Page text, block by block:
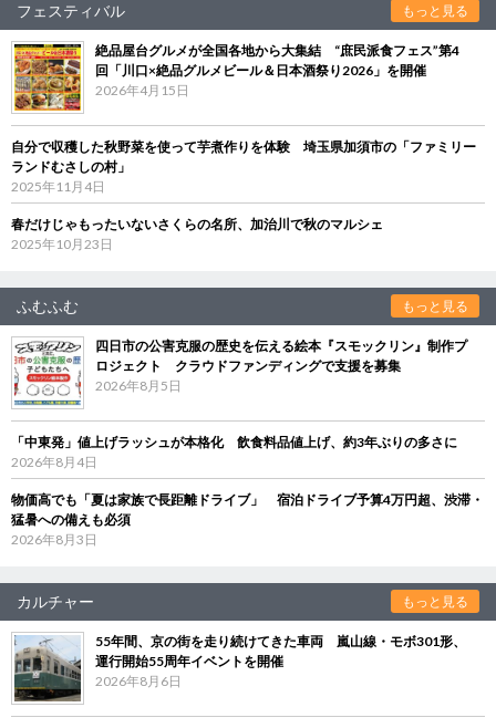
フェスティバル もっと見る
絶品屋台グルメが全国各地から大集結 “庶民派食フェス”第4
回「川口×絶品グルメビール＆日本酒祭り2026」を開催
2026年4月15日
自分で収穫した秋野菜を使って芋煮作りを体験 埼玉県加須市の「ファミリー
ランドむさしの村」
2025年11月4日
春だけじゃもったいないさくらの名所、加治川で秋のマルシェ
2025年10月23日
ふむふむ もっと見る
四日市の公害克服の歴史を伝える絵本『スモックリン』制作プ
ロジェクト クラウドファンディングで支援を募集
2026年8月5日
「中東発」値上げラッシュが本格化 飲食料品値上げ、約3年ぶりの多さに
2026年8月4日
物価高でも「夏は家族で長距離ドライブ」 宿泊ドライブ予算4万円超、渋滞・
猛暑への備えも必須
2026年8月3日
カルチャー もっと見る
55年間、京の街を走り続けてきた車両 嵐山線・モボ301形、
運行開始55周年イベントを開催
2026年8月6日